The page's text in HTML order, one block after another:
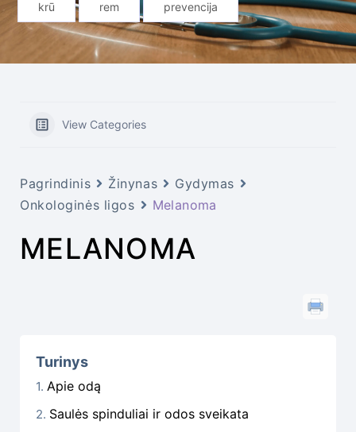
krū rem prevencija
View Categories
Pagrindinis Žinynas
Gydymas
Onkologinės ligos
Melanoma
MELANOMA
Turinys
Apie odą
Saulės spinduliai ir odos sveikata